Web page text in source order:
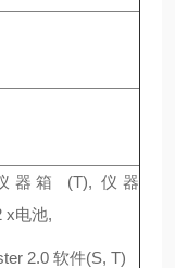
器箱 (T), 仪器
x电池,
2.0 软件(S, T)